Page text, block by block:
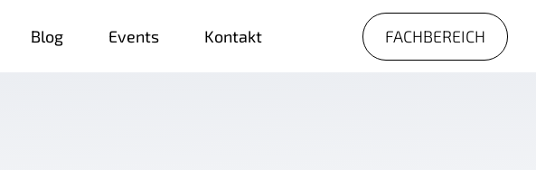
Blog Events Kontakt FACHBEREICH